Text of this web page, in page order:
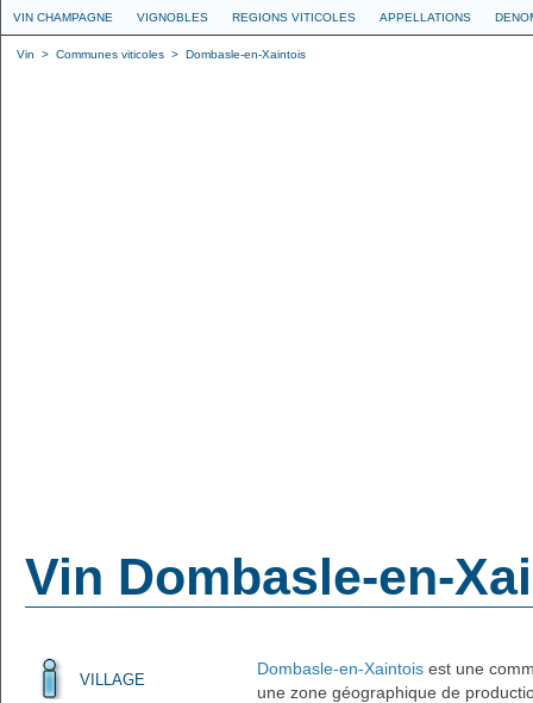
VIN CHAMPAGNE VIGNOBLES REGIONS VITICOLES APPELLATIONS
Vin > Communes viticoles > Dombasle-en-Xaintois
Vin Dombasle-en-
VILLAGE
Dombasle-en-Xaintois est une
une zone géographique de